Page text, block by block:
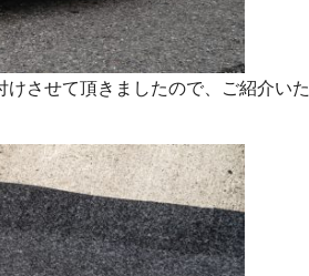
させて頂きましたので、ご紹介いた